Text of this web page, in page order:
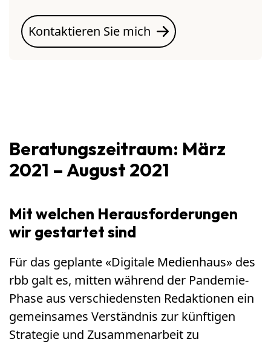
Beratungszeitraum: März
2021 – August 2021
Mit welchen Herausforderungen
wir gestartet sind
Für das geplante «Digitale Medienhaus» des
rbb galt es, mitten während der Pandemie-
Phase aus verschiedensten Redaktionen ein
gemeinsames Verständnis zur künftigen
Strategie und Zusammenarbeit zu
Kontaktieren Sie mich